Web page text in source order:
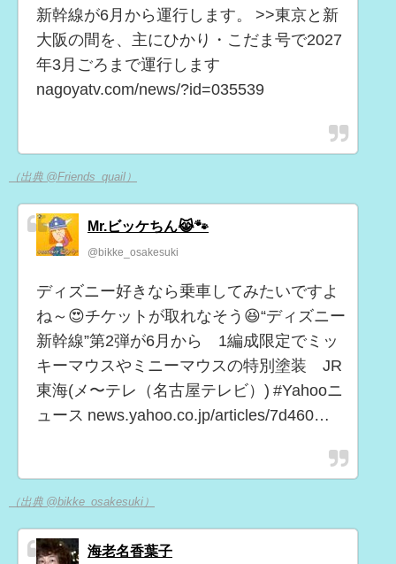
新幹線が6月から運行します。 >>東京と新
大阪の間を、主にひかり・こだま号で2027
年3月ごろまで運行します
nagoyatv.com/news/?id=035539
（出典 @Friends_quail）
Mr.ビッケちん😹🐾
@bikke_osakesuki
ディズニー好きなら乗車してみたいですよ
ね～😍チケットが取れなそう😆“ディズニー
新幹線”第2弾が6月から 1編成限定でミッ
キーマウスやミニーマウスの特別塗装 JR
東海(メ〜テレ（名古屋テレビ）) #Yahooニ
ュース news.yahoo.co.jp/articles/7d460…
（出典 @bikke_osakesuki）
海老名香葉子